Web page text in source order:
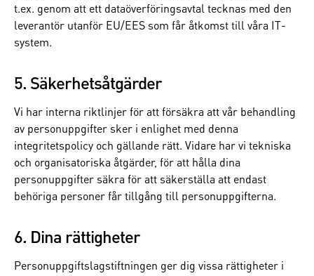
t.ex. genom att ett dataöverföringsavtal tecknas med den
leverantör utanför EU/EES som får åtkomst till våra IT-
system.
5. Säkerhetsåtgärder
Vi har interna riktlinjer för att försäkra att vår behandling
av personuppgifter sker i enlighet med denna
integritetspolicy och gällande rätt. Vidare har vi tekniska
och organisatoriska åtgärder, för att hålla dina
personuppgifter säkra för att säkerställa att endast
behöriga personer får tillgång till personuppgifterna.
6. Dina rättigheter
Personuppgiftslagstiftningen ger dig vissa rättigheter i